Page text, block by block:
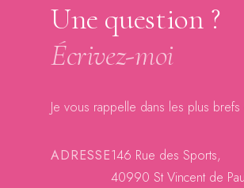
Une question ?
Écrivez-moi
Je vous rappelle dans les plus brefs
ADRESSE146 Rue des Sports,
40990 St Vincent de